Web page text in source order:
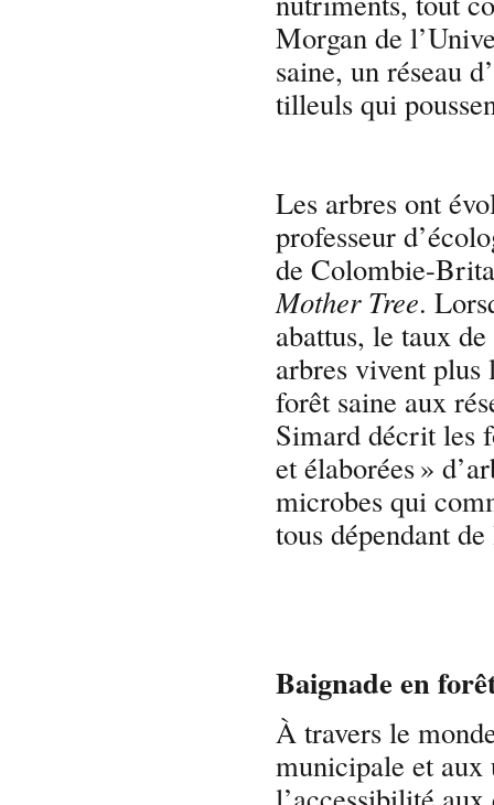
Morgan de
saine, un réseau
tilleuls qui
Les arbres ont
professeur
de Colombie-
Mother Tree.
abattus, le taux
arbres vivent plus
forêt saine aux
Simard décrit les
et élaborées »
microbes qui
tous dépendant
Baignade en
À travers le
municipale et aux